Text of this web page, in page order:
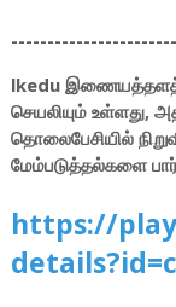
lkedu
செயலியும் உள்ளது,
தொலைபேசியில்
மேம்படுத்தல்களை
https://